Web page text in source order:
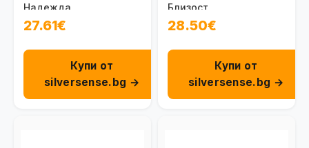
Надежда
27.61€
Купи от
silversense.bg →
Близост
28.50€
Купи от
silversense.bg →